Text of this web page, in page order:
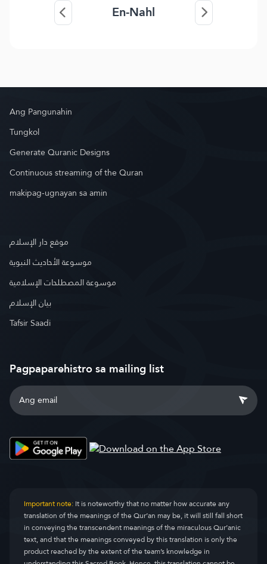
En-Nahl
Ang Pangunahin
Tungkol
Generate Quranic Designs
Continuous streaming of the Quran
makipag-ugnayan sa amin
موقع دار الإسلام
موسوعة الأحاديث النبوية
موسوعة المصطلحات الإسلامية
بيان الإسلام
Tafsir Saadi
Pagpaparehistro sa mailing list
Important note:It is noteworthy that no matter how accurate any
translation of the meanings of the Qur’an may be, it will still fall short
in conveying the transcendent meanings of the miraculous Qur’anic
text, and that the meanings conveyed by this translation is only the
product reached by the extent of the team’s knowledge in